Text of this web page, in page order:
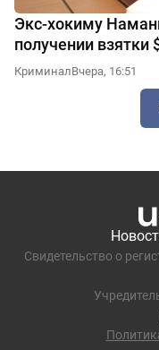
Экс-хокиму
получении взятки
КриминалВчера, 16:51
Свидетельство о